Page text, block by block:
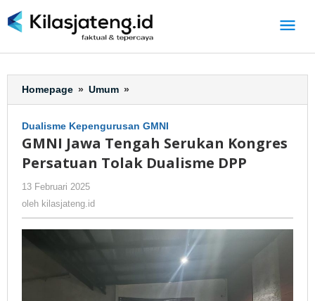
ke
Homepage » Umum »
Jawa
Kongres
Persatuan
Dualisme Kepengurusan GMNI
GMNI Jawa Tengah Serukan Kongres
Persatuan Tolak Dualisme DPP
13 Februari 2025
oleh kilasjateng.id